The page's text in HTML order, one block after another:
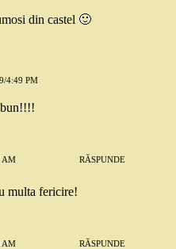
din castel 🙂
4:49 PM
AM RĂSPUNDE
multa fericire!
AM RĂSPUNDE